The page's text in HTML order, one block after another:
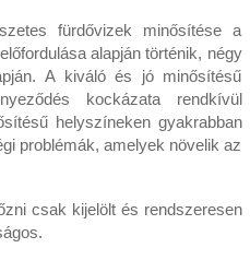
fürdővizek minősítése a
alapján történik, négy
A kiváló és jó minősítésű
kockázata rendkívül
helyszíneken gyakrabban
problémák, amelyek növelik az
csak kijelölt és rendszeresen